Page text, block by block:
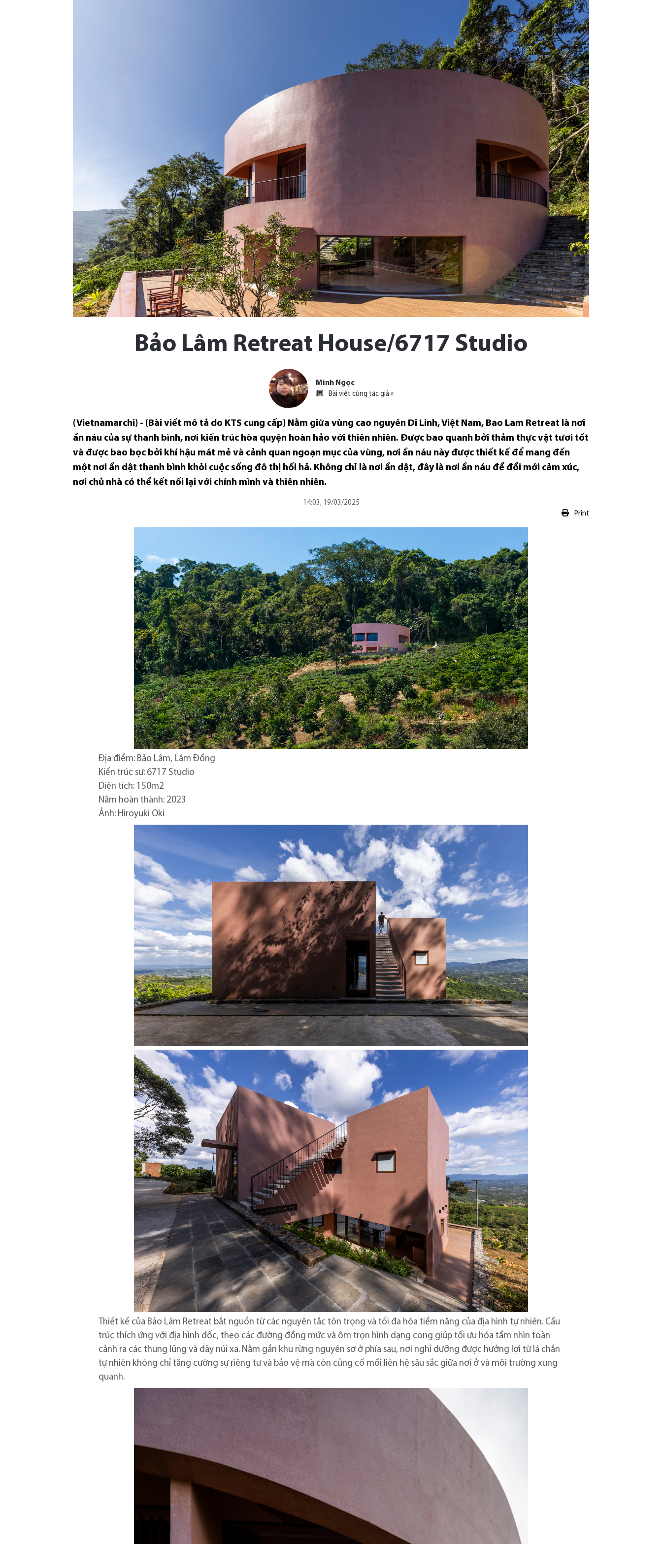
Bảo Lâm Retreat House/6717 Studio
Minh Ngọc
Bài viết cùng tác giả »
(Vietnamarchi) - (Bài viết mô tả do KTS cung cấp) Nằm giữa vùng cao nguyên Di Linh, Việt Nam, Bao Lam Retreat là nơi
ẩn náu của sự thanh bình, nơi kiến ​​trúc hòa quyện hoàn hảo với thiên nhiên. Được bao quanh bởi thảm thực vật tươi tốt
và được bao bọc bởi khí hậu mát mẻ và cảnh quan ngoạn mục của vùng, nơi ẩn náu này được thiết kế để mang đến
một nơi ẩn dật thanh bình khỏi cuộc sống đô thị hối hả. Không chỉ là nơi ẩn dật, đây là nơi ẩn náu để đổi mới cảm xúc,
nơi chủ nhà có thể kết nối lại với chính mình và thiên nhiên.
14:03, 19/03/2025
Print
Địa điểm: Bảo Lâm, Lâm Đồng
Kiến trúc sư: 6717 Studio
Diện tích: 150m2
Năm hoàn thành: 2023
Ảnh: Hiroyuki Oki
Thiết kế của Bảo Lâm Retreat bắt nguồn từ các nguyên tắc tôn trọng và tối đa hóa tiềm năng của địa hình tự nhiên. Cấu
trúc thích ứng với địa hình dốc, theo các đường đồng mức và ôm trọn hình dạng cong giúp tối ưu hóa tầm nhìn toàn
cảnh ra các thung lũng và dãy núi xa. Nằm gần khu rừng nguyên sơ ở phía sau, nơi nghỉ dưỡng được hưởng lợi từ lá chắn
tự nhiên không chỉ tăng cường sự riêng tư và bảo vệ mà còn củng cố mối liên hệ sâu sắc giữa nơi ở và môi trường xung
quanh.